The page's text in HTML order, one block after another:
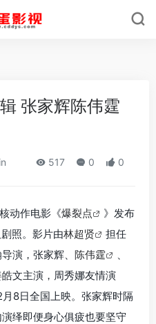
张家辉陈伟霆
517 0 0
动作电影《爆裂点
》发布
照。影片由林超贤
担任
演，张家辉、 陈伟霆
、
文主演，周秀娜友情演
8日全国上映。张家辉时隔
绎即便身心俱疲也要坚守